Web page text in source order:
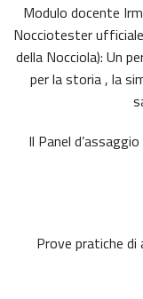
Modulo docente
Nocciotester
della Nocciola): Un
per la storia , la
Il Panel
Prove pratiche di